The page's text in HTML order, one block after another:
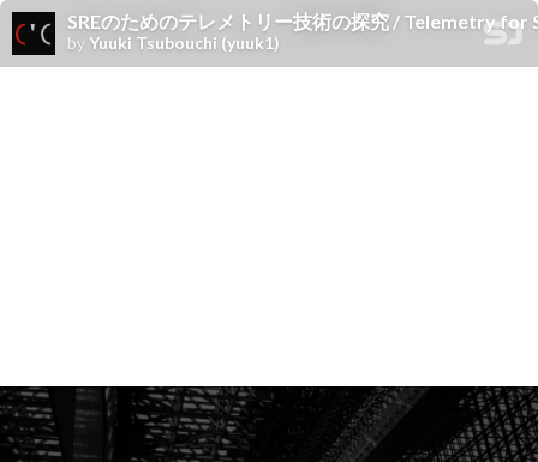
SREのためのテレメトリー技術の探究 / Telemetry for
byYuuki Tsubouchi (yuuk1)